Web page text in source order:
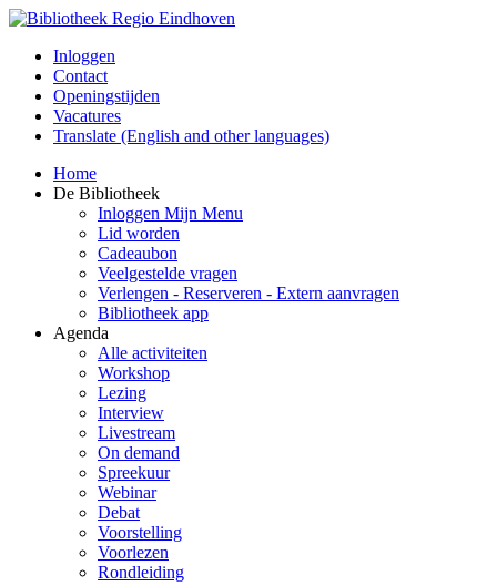
Inloggen
Contact
Openingstijden
Vacatures
Translate (English and other languages)
Home
De Bibliotheek
Inloggen Mijn Menu
Lid worden
Cadeaubon
Veelgestelde vragen
Verlengen - Reserveren - Extern aanvragen
Bibliotheek app
Agenda
Alle activiteiten
Workshop
Lezing
Interview
Livestream
On demand
Spreekuur
Webinar
Debat
Voorstelling
Voorlezen
Rondleiding